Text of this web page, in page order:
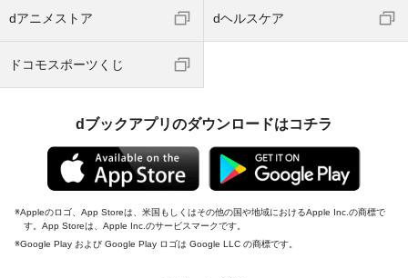
dアニメストア dヘルスケア
ドコモスポーツくじ
dブックアプリのダウンロードはコチラ
Appleのロゴ、App Storeは、米国もしくはその他の国や地域におけるApple Inc.の商標で
す。App Storeは、Apple Inc.のサービスマークです。
Google Play および Google Play ロゴは Google LLC の商標です。